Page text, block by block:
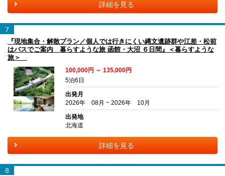
詳細を見る
7
『現地集合・解散プラン／個人では行きにくい縄文遺跡群や江差・松前
はバスでご案内 暮らすような旅 函館・大沼 ６日間』＜暮らすような
旅＞
100,000円 ～ 135,000円
5泊6日
出発月
2026年 08月 ~ 2026年 10月
出発地
北海道
詳細を見る
8